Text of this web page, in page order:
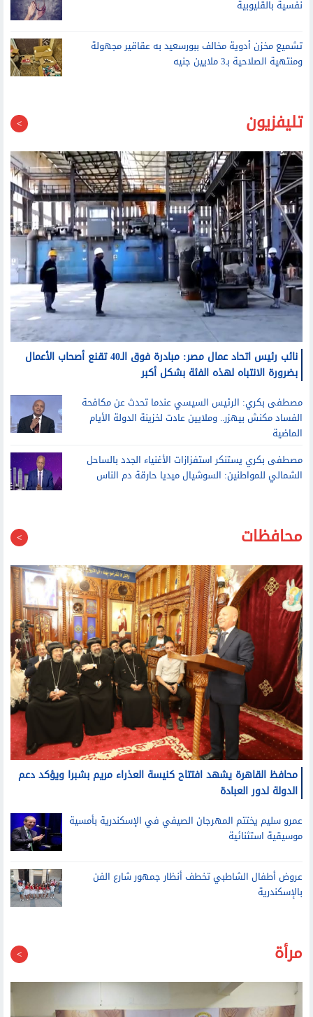
ومنتهية الصلاحية بـ3 ملايين جنيه
تليفزيون
نائب رئيس اتحاد عمال مصر: مبادرة فوق الـ40 تقنع أصحاب الأعمال
بضرورة الانتباه لهذه الفئة بشكل أكبر
مصطفى بكري: الرئيس السيسي عندما تحدث عن مكافحة
الفساد مكنش بيهزر.. وملايين عادت لخزينة الدولة الأيام
الماضية
مصطفى بكري يستنكر استفزازات الأغنياء الجدد بالساحل
الشمالي للمواطنين: السوشيال ميديا حارقة دم الناس
محافظات
محافظ القاهرة يشهد افتتاح كنيسة العذراء مريم بشبرا ويؤكد دعم
الدولة لدور العبادة
موسيقية استثنائية
بالإسكندرية
مرأة